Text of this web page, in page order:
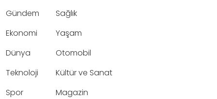
Gündem
Ekonomi
Dünya
Teknoloji
Spor
Sağlık
Yaşam
Otomobil
Kültür ve Sanat
Magazin